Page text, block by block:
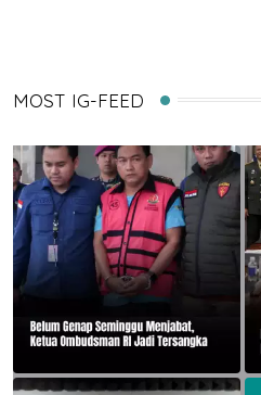
MOST IG-FEED